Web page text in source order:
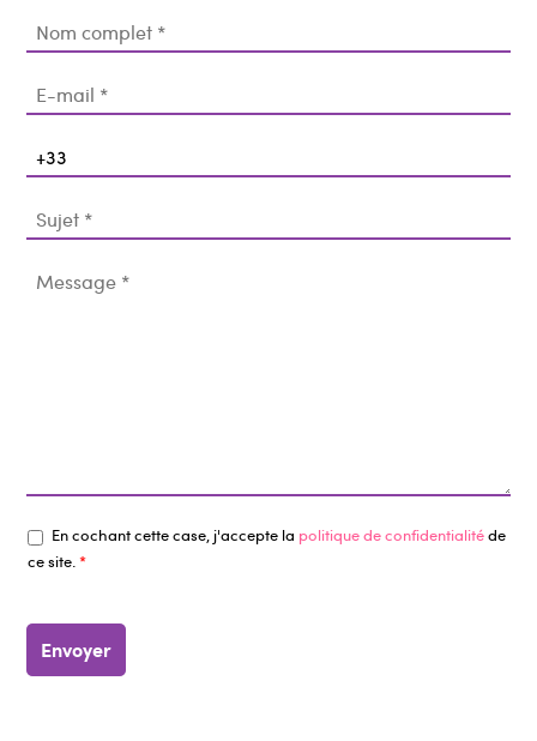
En cochant cette case, j'accepte la politique de confidentialitéde
ce site.*
Envoyer